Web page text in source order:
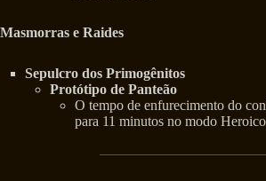
Masmorras e Raides
Sepulcro dos Primogênitos
Protótipo de Panteão
O tempo de enfurecimento do
para 11 minutos no modo